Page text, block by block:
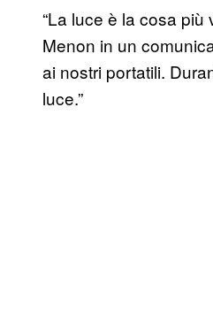
“La luce è la cosa
Menon in un
ai nostri portatili.
luce.”